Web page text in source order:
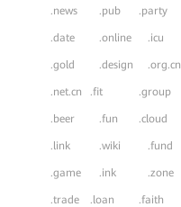
.news .pub .party
.date .online .icu
.gold .design .org.cn
.net.cn .fit .group
.beer .fun .cloud
.link .wiki .fund
.game .ink .zone
.trade .loan .faith